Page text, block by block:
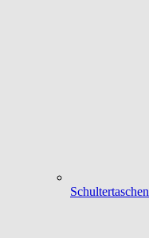
Schultertaschen